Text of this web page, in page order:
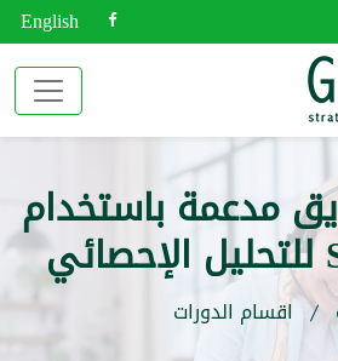
English
مدعمة باستخدام
اقسام الدورات